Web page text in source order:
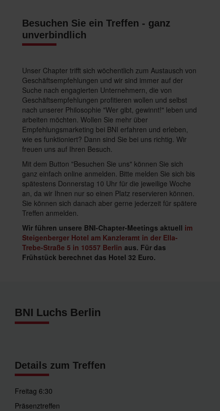
Besuchen Sie ein Treffen - ganz
unverbindlich
Unser Chapter trifft sich wöchentlich zum Austausch von
Geschäftsempfehlungen und wir sind immer auf der
Suche nach engagierten Unternehmern, die von
Geschäftsempfehlungen profitieren wollen und selbst
nach unserer Philosophie "Wer gibt, gewinnt!" leben und
arbeiten möchten. Wollen Sie mehr über
Empfehlungsmarketing bei BNI erfahren und erleben,
wie es funktioniert? Dann sind Sie bei uns richtig. Wir
freuen uns auf Ihren Besuch.
Mit dem Button "Besuchen Sie uns" können Sie sich
ganz einfach online anmelden. Bitte melden Sie sich bis
spätestens Donnerstag 10 Uhr für die jeweilige Woche
an, da wir Ihnen nur so einen Platz reservieren können.
Sie können sich danach aber gerne jederzeit für spätere
Treffen anmelden.
Wir führen unsere BNI-Chapter-Meetings aktuell im
Steigenberger Hotel am Kanzleramt in der Ella-
Trebe-Straße 5 in 10557 Berlin aus. Für das
Frühstück berechnet das Hotel 32 Euro.
BNI Luchs Berlin
Details zum Treffen
Freitag 6:30
Präsenztreffen